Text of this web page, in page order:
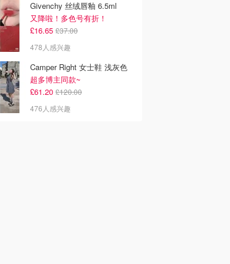
Givenchy 丝绒唇釉 6.5ml
又降啦！多色号有折！
£16.65 £37.00
478人感兴趣
Camper Right 女士鞋 浅灰色
超多博主同款~
£61.20 £120.00
476人感兴趣